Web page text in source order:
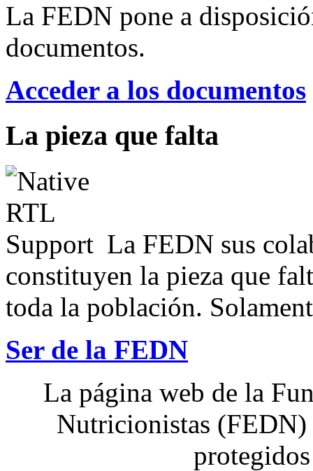
La FEDN pone a
documentos.
Acceder a los documentos
La pieza que falta
La FEDN sus
constituyen la pieza que
toda la población.
Ser de la FEDN
La página web de la
Nutricionistas (FEDN)